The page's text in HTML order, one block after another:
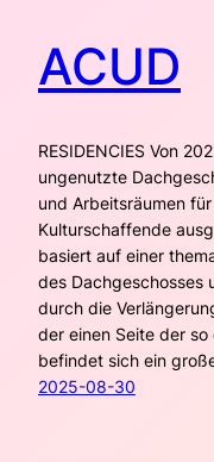
ACUD
RESIDENCIES Von
ungenutzte
und Arbeitsräumen
Kulturschaffende
basiert auf einer
des Dachgeschosses
durch die
der einen Seite der
befindet sich ein
2025-08-30